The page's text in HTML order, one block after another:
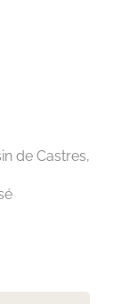
de Castres,